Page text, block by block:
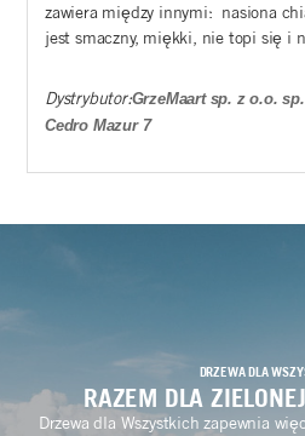
zawiera między innymi: nasiona
jest smaczny, miękki, nie topi się i
Dystrybutor:GrzeMaart sp. z o.o.
Cedro Mazur 7
DRZEWA DLA
RAZEM DLA
Drzewa dla Wszystkich zapewnia